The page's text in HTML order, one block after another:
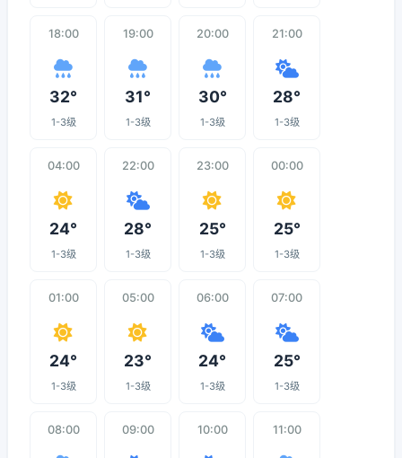
18:00
32°
1-3级
19:00
31°
1-3级
20:00
30°
1-3级
21:00
28°
1-3级
04:00
24°
1-3级
22:00
28°
1-3级
23:00
25°
1-3级
00:00
25°
1-3级
01:00
24°
1-3级
05:00
23°
1-3级
06:00
24°
1-3级
07:00
25°
1-3级
08:00 09:00 10:00 11:00